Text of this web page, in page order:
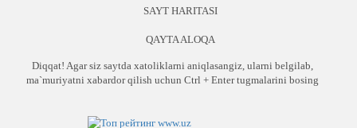
SAYT HARITASI
QAYTA ALOQA
Diqqat! Agar siz saytda xatoliklarni aniqlasangiz, ularni belgilab,
ma`muriyatni xabardor qilish uchun Ctrl + Enter tugmalarini bosing